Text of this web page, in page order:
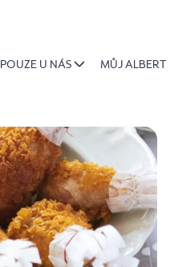
POUZE U NÁS MŮJ ALBERT